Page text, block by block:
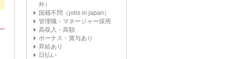
外）
国籍不問（jobs in japan）
管理職・マネージャー採用
高収入・高額
ボーナス・賞与あり
昇給あり
日払い